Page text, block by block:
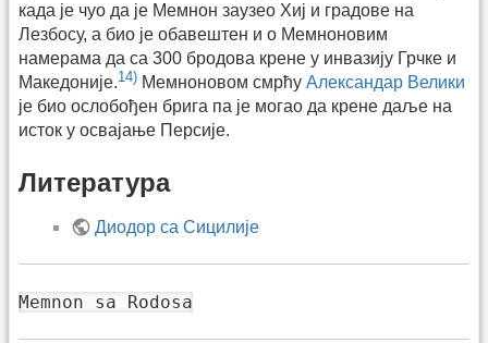
када је чуо да је Мемнон заузео Хиј и градове на
Лезбосу, а био је обавештен и о Мемноновим
намерама да са 300 бродова крене у инвазију Грчке и
Македоније.14) Мемноновом смрћу Александар Велики
је био ослобођен брига па је могао да крене даље на
исток у освајање Персије.
Литература
Диодор са Сицилије
Memnon sa Rodosa